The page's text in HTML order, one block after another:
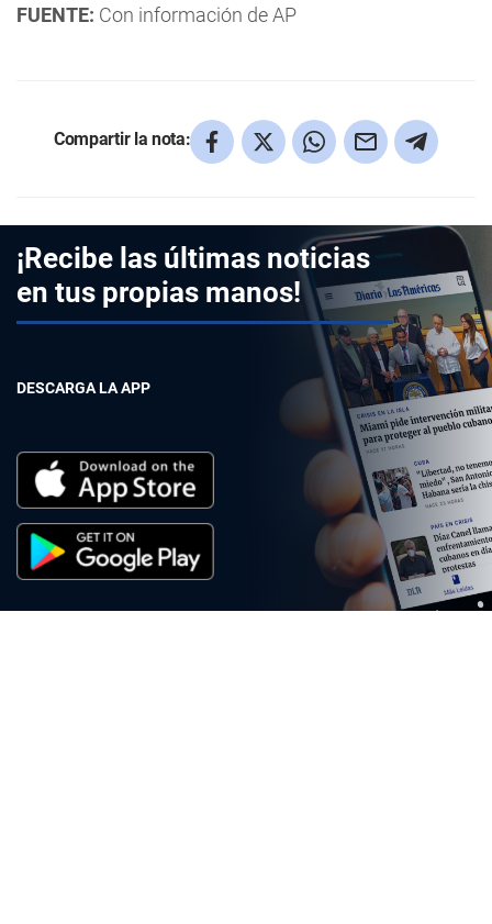
FUENTE: Con información de AP
Compartir la nota:
¡Recibe las últimas noticias
en tus propias manos!
DESCARGA LA APP